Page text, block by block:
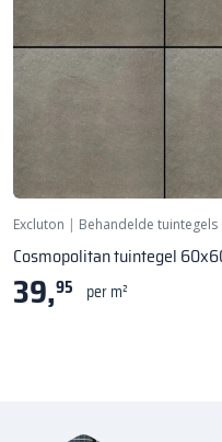
Excluton | Behandelde tuintegels
Cosmopolitan tuintegel
39,95 per m²